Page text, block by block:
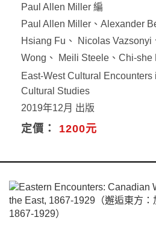
Paul Allen Miller 編
Paul Allen Miller、Alexander
Hsiang Fu、 Nicolas Vazsonyi
Wong、 Meili Steele、Chi-she
East-West Cultural Encounters
Cultural Studies
2019年12月 出版
定價： 1200元